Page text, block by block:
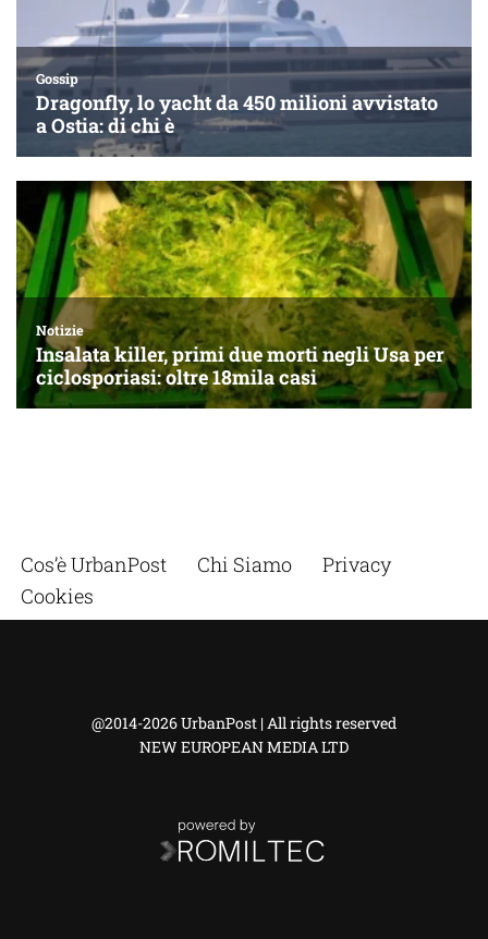
Cos’è UrbanPost Chi Siamo
Privacy
Cookies
@2014-2026 UrbanPost | All rights reserved
NEW EUROPEAN MEDIA LTD